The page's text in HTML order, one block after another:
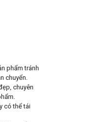
phẩm tránh
chuyển.
chuyên
có thể tái